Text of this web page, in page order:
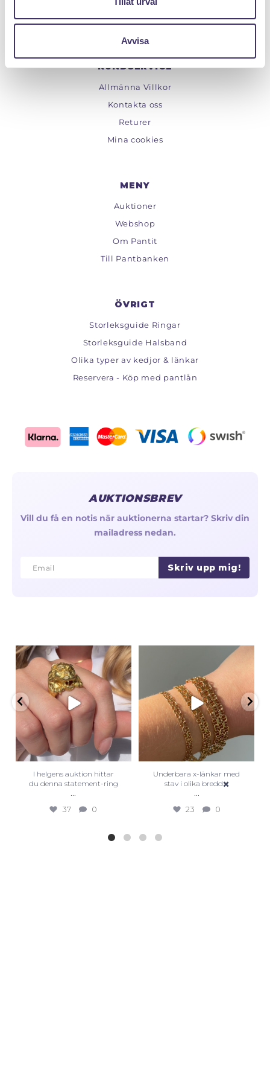
Avvisa
Epost : info@pantit.se
Telefontider: Mån - Fre, 09:00 - 17:00
KUNDSERVICE
Allmänna Villkor
Kontakta oss
Returer
Mina cookies
MENY
Auktioner
Webshop
Om Pantit
Till Pantbanken
ÖVRIGT
Storleksguide Ringar
Storleksguide Halsband
Olika typer av kedjor & länkar
Reservera - Köp med pantlån
AUKTIONSBREV
Vill du få en notis när auktionerna startar? Skriv din
mailadress nedan.
Email
Email Skriv upp mig!
I helgens auktion hittar
du denna statement-ring
...
37 0
Underbara x-länkar med
stav i olika bredd✖️
...
23 0